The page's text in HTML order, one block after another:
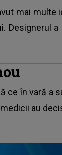
mai multe
Designerul
ce în vară a
au